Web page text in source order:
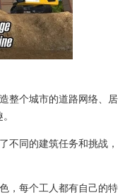
整个城市的道路网络、居
不同的建筑任务和挑战，
，每个工人都有自己的特